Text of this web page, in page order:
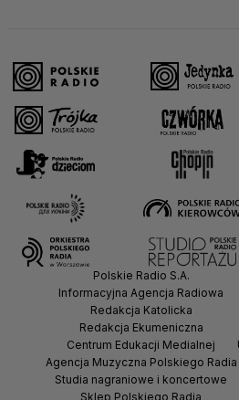
Polskie Radio S.A.
Informacyjna Agencja Radiowa
Redakcja Katolicka
Redakcja Ekumeniczna
Centrum Edukacji Medialnej
Agencja Muzyczna Polskiego Radia
Studia nagraniowe i koncertowe
Sklep Polskiego Radia